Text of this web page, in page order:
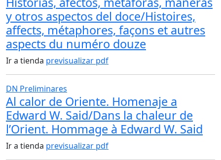
y otros aspectos del doce/Histoires,
affects, métaphores, façons et autres
aspects du numéro douze
Ir a tienda previsualizar pdf
DN Preliminares
Al calor de Oriente. Homenaje a
Edward W. Said/Dans la chaleur de
l’Orient. Hommage à Edward W. Said
Ir a tienda previsualizar pdf